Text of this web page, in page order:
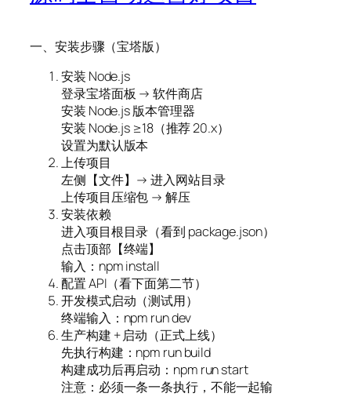
一、安装步骤（宝塔版）
安装 Node.js
登录宝塔面板 → 软件商店
安装 Node.js 版本管理器
安装 Node.js ≥18（推荐 20.x）
设置为默认版本
上传项目
左侧【文件】→ 进入网站目录
上传项目压缩包 → 解压
安装依赖
进入项目根目录（看到 package.json）
点击顶部【终端】
输入：npm install
配置 API（看下面第二节）
开发模式启动（测试用）
终端输入：npm run dev
生产构建 + 启动（正式上线）
先执行构建：npm run build
构建成功后再启动：npm run start
注意：必须一条一条执行，不能一起输